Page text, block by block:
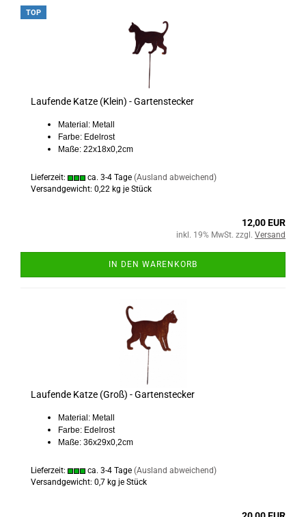
TOP
Laufende Katze (Klein) - Gartenstecker
Material: Metall
Farbe: Edelrost
Maße: 22x18x0,2cm
Lieferzeit: ca. 3-4 Tage (Ausland abweichend)
Versandgewicht: 0,22 kg je Stück
12,00 EUR
inkl. 19% MwSt. zzgl. Versand
IN DEN WARENKORB
Laufende Katze (Groß) - Gartenstecker
Material: Metall
Farbe: Edelrost
Maße: 36x29x0,2cm
Lieferzeit: ca. 3-4 Tage (Ausland abweichend)
Versandgewicht: 0,7 kg je Stück